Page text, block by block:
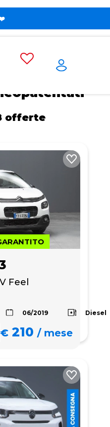
Per neopatentati
offerte
Feel
06/2019 Diesel
€ 210 /mese